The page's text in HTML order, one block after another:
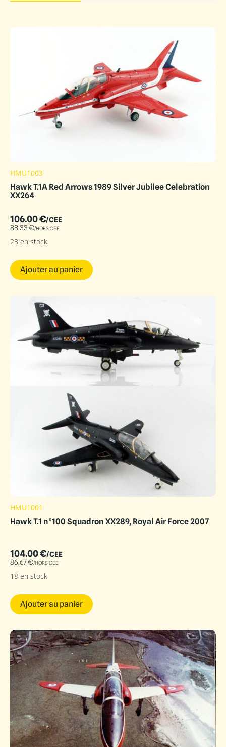
HMU1003
Hawk T.1A Red Arrows 1989 Silver Jubilee Celebration
XX264
106.00€/CEE
88.33€/HORS CEE
23 en stock
Ajouter au panier
HMU1001
Hawk T.1 n°100 Squadron XX289, Royal Air Force 2007
104.00€/CEE
86.67€/HORS CEE
18 en stock
Ajouter au panier